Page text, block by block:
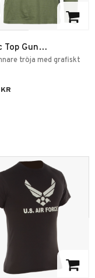
till i favoriter
Top Gun
T-shirt
tröja med grafiskt
KR
till i favoriter